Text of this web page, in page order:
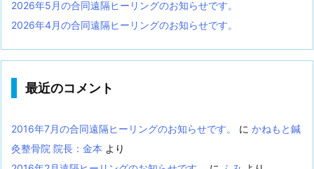
2026年5月の合同遠隔ヒーリングのお知らせです。
2026年4月の合同遠隔ヒーリングのお知らせです。
最近のコメント
2016年7月の合同遠隔ヒーリングのお知らせです。 に かねもと鍼
灸整骨院 院長：金本 より